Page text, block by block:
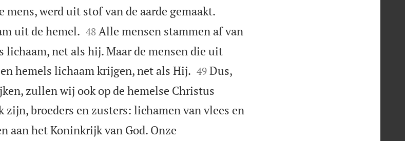
mens, werd uit stof van de aarde gemaakt.
uit de hemel.
48 Alle mensen stammen af van
lichaam, net als hij. Maar de mensen die uit
hemels lichaam krijgen, net als Hij.
49 Dus,
zullen wij ook op de hemelse Christus
broeders en zusters: lichamen van vlees en
aan het Koninkrijk van God. Onze